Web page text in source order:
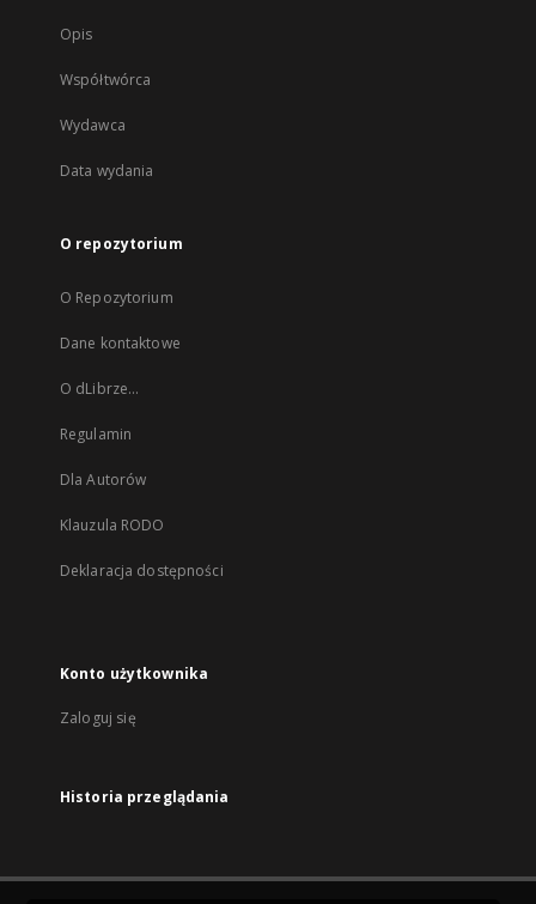
Opis
Współtwórca
Wydawca
Data wydania
O repozytorium
O Repozytorium
Dane kontaktowe
O dLibrze...
Regulamin
Dla Autorów
Klauzula RODO
Deklaracja dostępności
Konto użytkownika
Zaloguj się
Historia przeglądania